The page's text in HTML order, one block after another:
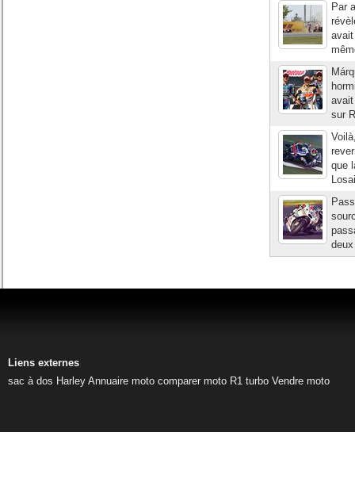
Par
sur
que
Liens externes
sac à dos Harley Annuaire moto comparer moto R1 turbo Vendre moto